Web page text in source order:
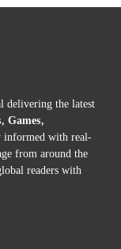
the latest
Games,
informed with real-
from around the
readers with